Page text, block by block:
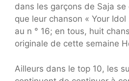
dans les garçons de Saja
que leur chanson « Your Idol
au n ° 16; en tous, huit
originale de cette semaine
Ailleurs dans le top 10, les